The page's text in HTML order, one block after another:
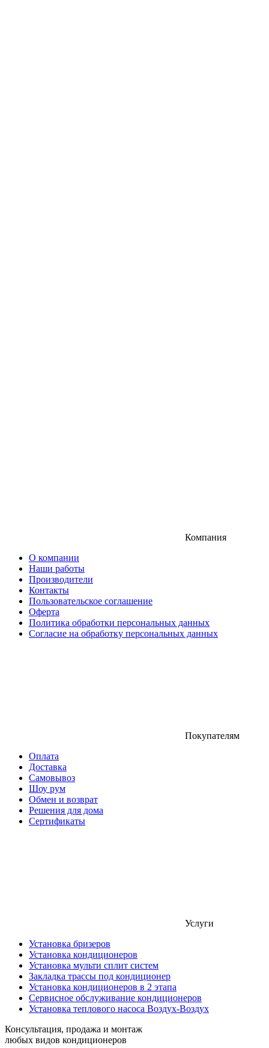
Компания
О компании
Наши работы
Производители
Контакты
Пользовательское соглашение
Оферта
Политика обработки персональных данных
Согласие на обработку персональных данных
Покупателям
Оплата
Доставка
Самовывоз
Шоу рум
Обмен и возврат
Решения для дома
Сертификаты
Услуги
Установка бризеров
Установка кондиционеров
Установка мульти сплит систем
Закладка трассы под кондиционер
Установка кондиционеров в 2 этапа
Сервисное обслуживание кондиционеров
Установка теплового насоса Воздух-Воздух
Консультация, продажа и монтаж
любых видов кондиционеров